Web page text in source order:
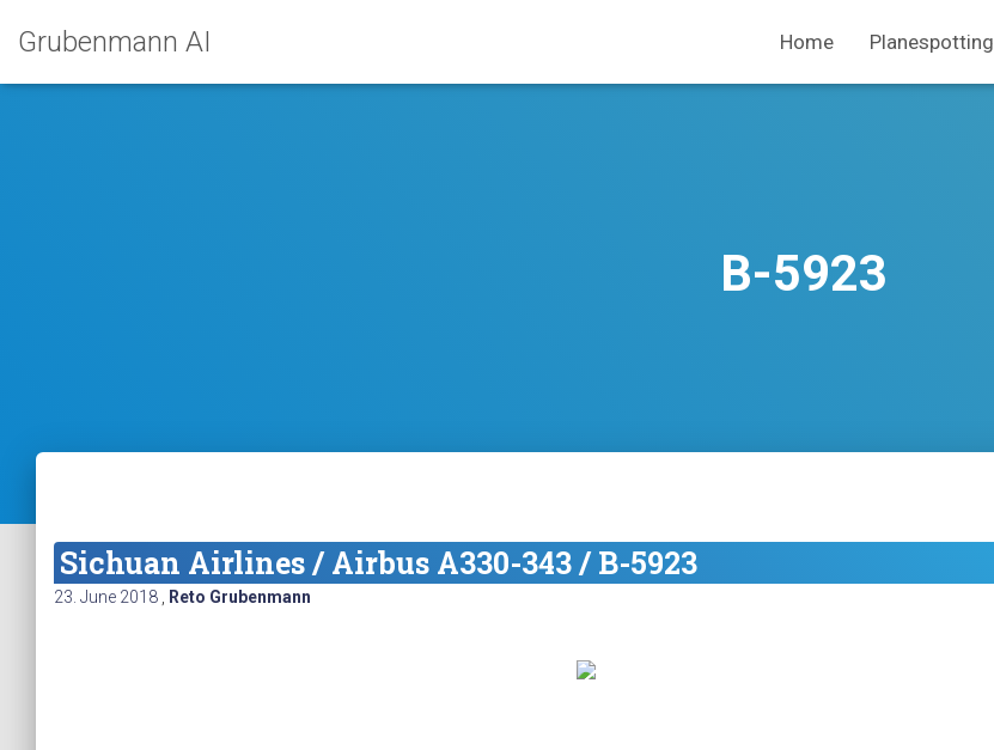
Grubenmann AI Home Planespotting
B-5923
Sichuan Airlines / Airbus A330-343 / B-5923
23. June 2018 Reto Grubenmann